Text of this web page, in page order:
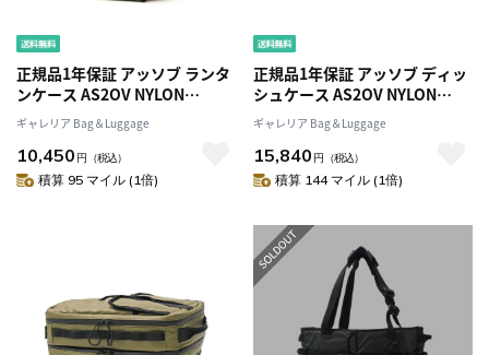
正規品1年保証 アッソブ ランタ
ンケース AS2OV NYLON
POLYCARBONATE LANTERN
CASE ナイロンポリカーボネー
ト ランタン 収納ケース キャン
プ用品 ケース 大きめ ファスナ
ギャレリア Bag＆Luggage
10,450 円 （税込）
積算 95 マイル (1倍)
正規品1年保証 アッソブ ディッ
シュケース AS2OV NYLON
POLYCARBONATE ALL IN
DISH CASE オール イン ディッ
シュ ケース 食器 収納 ネット キ
ャンプ アウトドア 大きめ 防水
ギャレリア Bag＆Luggage
15,840 円 （税込）
積算 144 マイル (1倍)